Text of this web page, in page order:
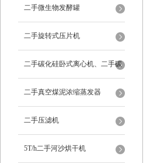
二手微生物发酵罐
二手旋转式压片机
二手碳化硅卧式离心机、二手碳
化硅分级机、二手碳化硅水洗离
心机
二手真空煤泥浓缩蒸发器
二手压滤机
5T/h二手河沙烘干机